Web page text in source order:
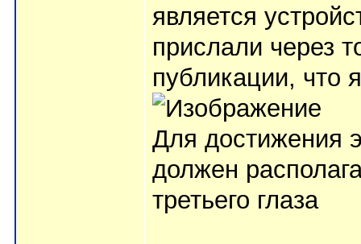
является
прислали через
публикации, что
Для достижения
должен
третьего глаза